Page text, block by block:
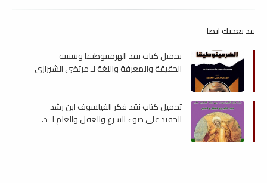
قد يعجبك ايضا
تحميل كتاب نقد الهرمينوطيقا ونسبية
الحقيقة والمعرفة واللغة لـ مرتضى الشيرازي
تحميل كتاب نقد فكر الفيلسوف ابن رشد
الحفيد على ضوء الشرع والعقل والعلم لـ د.